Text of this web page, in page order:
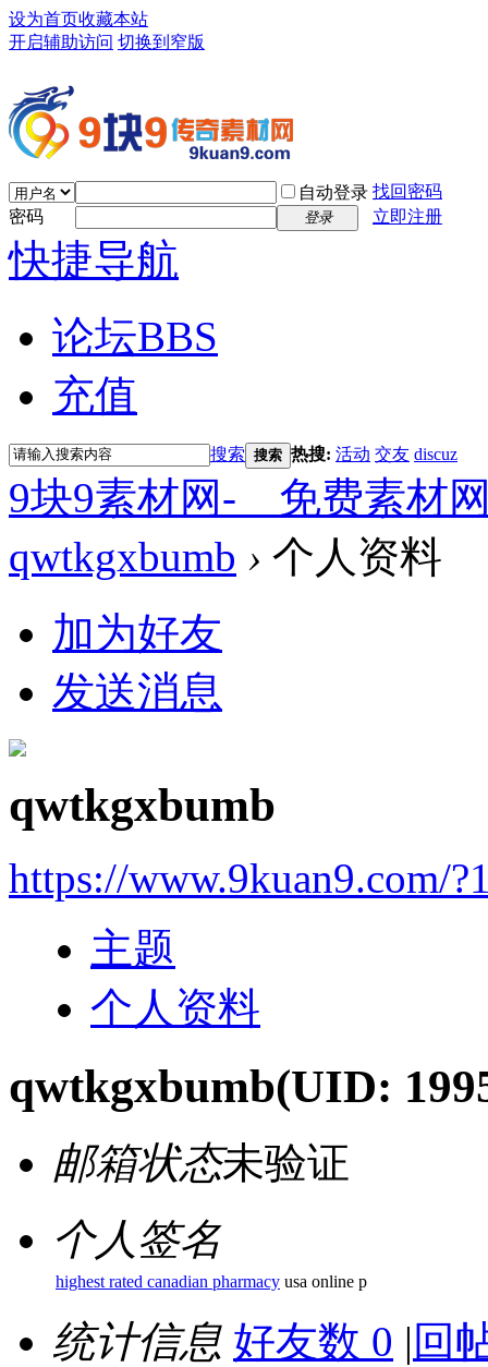
设为首页收藏本站
开启辅助访问 切换到窄版
自动登录 找回密码
密码
登录 立即注册
快捷导航
论坛BBS
充值
搜索 搜索 热搜: 活动 交友 discuz
9块9素材网-＿免费素材
qwtkgxbumb › 个人资料
加为好友
发送消息
qwtkgxbumb
https://www.9kuan9.com/
主题
个人资料
qwtkgxbumb(UID:
邮箱状态未验证
个人签名
highest rated canadian pharmacy usa online p
统计信息 好友数 0 | 回